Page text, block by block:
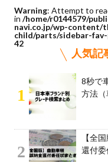
Warning: Attempt to
in /home/r0144579/
navi.co.jp/wp-content/
child/parts/sidebar-
42
人気記
1
8秒で
方法（
2
【全
還付